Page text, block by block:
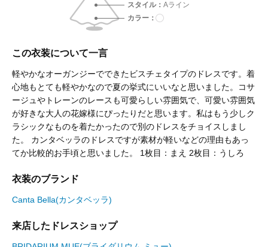
スタイル
Aライン
カラー
この衣装について一言
軽やかなオーガンジーでできたビスチェタイプのドレスです。着
心地もとても軽やかなので夏の挙式にいいなと思いました。コサ
ージュやトレーンのレースも可愛らしい雰囲気で、可愛い雰囲気
が好きな大人の花嫁様にぴったりだと思います。私はもう少しク
ラシックなものを着たかったので別のドレスをチョイスしまし
た。 カンタベッラのドレスですが素材が軽いなどの理由もあっ
てか比較的お手頃と思いました。 1枚目：まえ 2枚目：うしろ
衣装のブランド
Canta Bella(カンタベッラ)
来店したドレスショップ